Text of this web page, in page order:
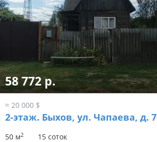
58 772 р.
≈ 20 000 $
2-этаж. Быхов, ул. Чапаева, д. 7
50 м2 15 соток